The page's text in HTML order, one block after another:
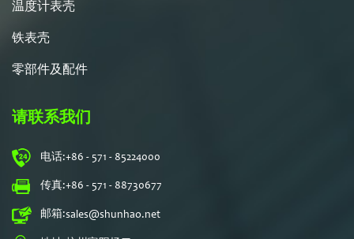
温度计表壳
铁表壳
零部件及配件
请联系我们
电话:+86 - 571 - 85224000
传真:+86 - 571 - 88730677
邮箱:sales@shunhao.net